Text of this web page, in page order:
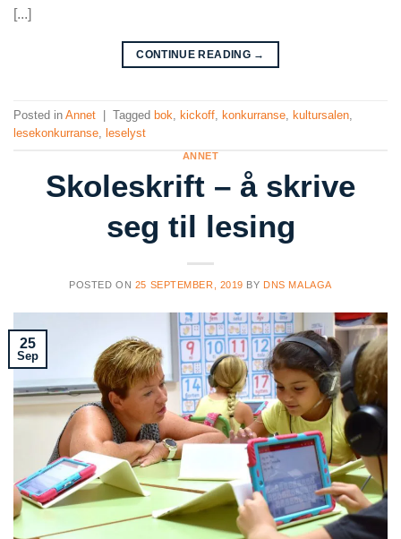
[...]
CONTINUE READING →
Posted in Annet Tagged bok, kickoff, konkurranse, kultursalen,
lesekonkurranse, leselyst
ANNET
Skoleskrift – å skrive
seg til lesing
POSTED ON 25 SEPTEMBER, 2019 BY DNS MALAGA
25
Sep